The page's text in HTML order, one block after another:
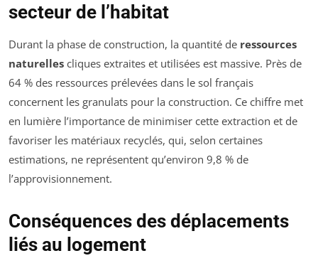
secteur de l’habitat
Durant la phase de construction, la quantité de ressources
naturelles cliques extraites et utilisées est massive. Près de
64 % des ressources prélevées dans le sol français
concernent les granulats pour la construction. Ce chiffre met
en lumière l’importance de minimiser cette extraction et de
favoriser les matériaux recyclés, qui, selon certaines
estimations, ne représentent qu’environ 9,8 % de
l’approvisionnement.
Conséquences des déplacements
liés au logement